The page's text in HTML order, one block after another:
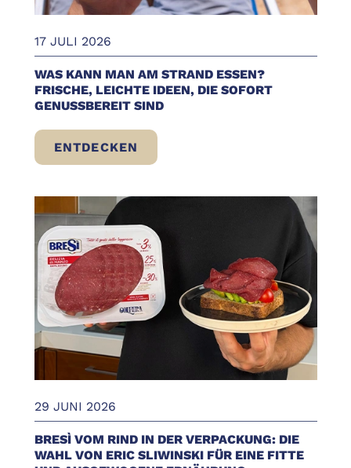
17 JULI 2026
WAS KANN MAN AM STRAND ESSEN?
FRISCHE, LEICHTE IDEEN, DIE SOFORT
GENUSSBEREIT SIND
ENTDECKEN
WAS KANN MAN AM STRAND ESSEN?
29 JUNI 2026
BRESÌ VOM RIND IN DER VERPACKUNG: DIE
WAHL VON ERIC SLIWINSKI FÜR EINE FITTE